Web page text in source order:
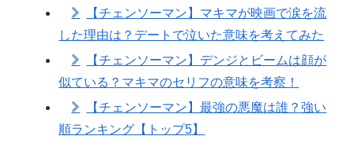
【チェンソーマン】マキマが映画で涙を流
した理由は？デートで泣いた意味を考えてみた
【チェンソーマン】デンジとビームは顔が
似ている？マキマのセリフの意味を考察！
【チェンソーマン】最強の悪魔は誰？強い
順ランキング【トップ5】